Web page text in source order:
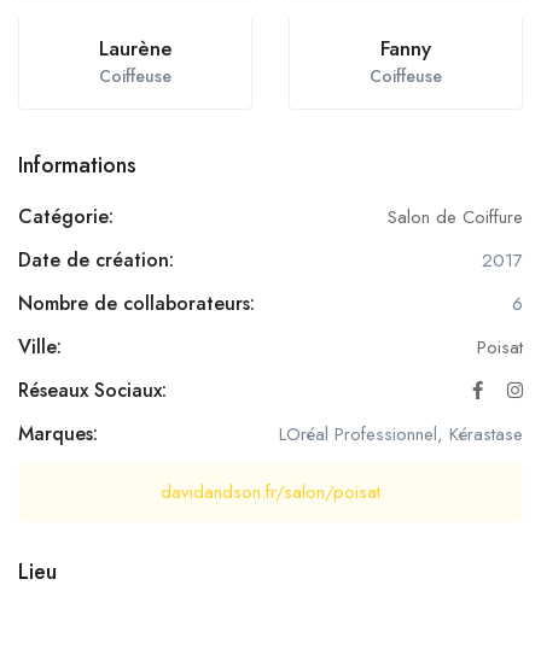
Laurène
Coiffeuse
Fanny
Coiffeuse
Informations
Catégorie: Salon de Coiffure
Date de création: 2017
Nombre de collaborateurs: 6
Ville: Poisat
Réseaux Sociaux:
Marques:
LOréal Professionnel, Kérastase
davidandson.fr/salon/poisat
Lieu